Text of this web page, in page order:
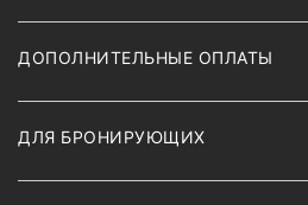
ДОПОЛНИТЕЛЬНЫЕ ОПЛАТЫ
ДЛЯ БРОНИРУЮЩИХ